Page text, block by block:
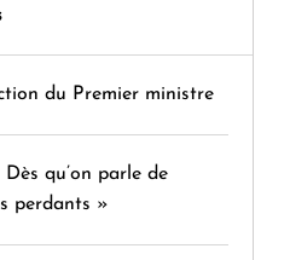
du Premier ministre
Dès qu’on parle de
perdants »